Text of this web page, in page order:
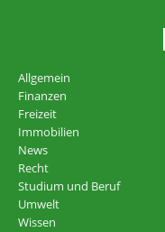
Allgemein
Finanzen
Freizeit
Immobilien
News
Recht
Studium und Beruf
Umwelt
Wissen